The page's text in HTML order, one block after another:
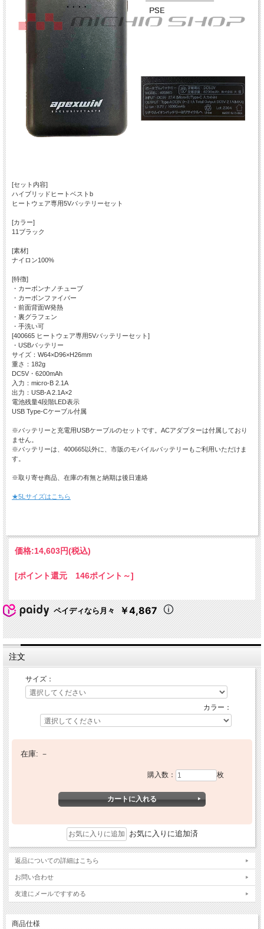
[セット内容]
ハイブリッドヒートベストb
ヒートウェア専用5Vバッテリーセット
[カラー]
11ブラック
[素材]
ナイロン100%
[特徴]
・カーボンナノチューブ
・カーボンファイバー
・前面背面W発熱
・裏グラフェン
・手洗い可
[400665 ヒートウェア専用5Vバッテリーセット]
・USBバッテリー
サイズ：W64×D96×H26mm
重さ：182g
DC5V・6200mAh
入力：micro-B 2.1A
出力：USB-A 2.1A×2
電池残量4段階LED表示
USB Type-Cケーブル付属
※バッテリーと充電用USBケーブルのセットです。ACアダプターは付属しており
ません。
※バッテリーは、400665以外に、市販のモバイルバッテリーもご利用いただけま
す。
※取り寄せ商品、在庫の有無と納期は後日連絡
★5Lサイズはこちら
価格:14,603円(税込)
[ポイント還元 146ポイント～]
ペイディなら月々 ￥4,867
注文
サイズ：
カラー：
在庫: －
購入数： 枚
お気に入りに追加済
返品についての詳細はこちら
お問い合わせ
友達にメールですすめる
商品仕様